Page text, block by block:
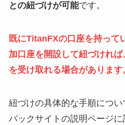
との紐づけが可能です。
既にTitanFXの口座を持って
加口座を開設して紐づけれ
を受け取れる場合があります
紐づけの具体的な手順につい
バックサイトの説明ページ